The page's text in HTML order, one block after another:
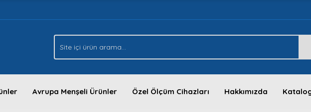
Avrupa Menşeli Ürünler Özel Ölçüm Cihazları Hakkımızda